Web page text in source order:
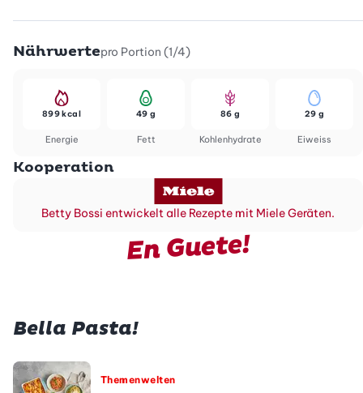
Nährwertepro Portion (1/4)
Energie
899 kcal
Fett
49 g
Kohlenhydrate
86 g
Eiweiss
29 g
Kooperation
Betty Bossi entwickelt alle Rezepte mit Miele Geräten.
En Guete!
Bella Pasta!
Themenwelten